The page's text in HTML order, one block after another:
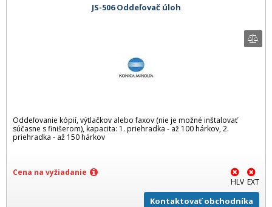
JS-506 Oddeľovač úloh
Oddeľovanie kópií, výtlačkov alebo faxov (nie je možné inštalovať
súčasne s finišerom), kapacita: 1. priehradka - až 100 hárkov, 2.
priehradka - až 150 hárkov
Cena na vyžiadanie
HLV EXT
Kontaktovať obchodníka